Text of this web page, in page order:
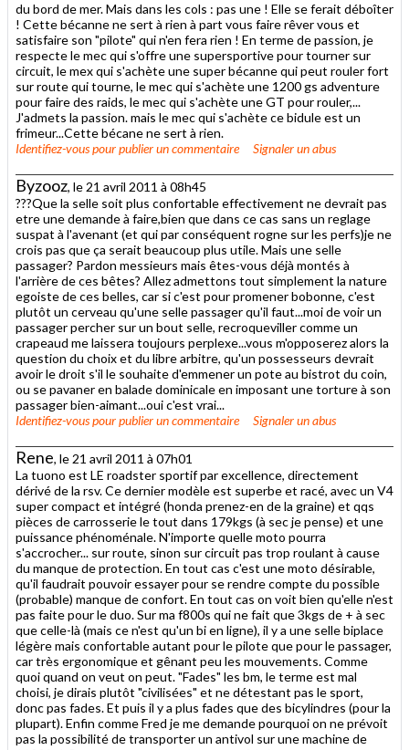
du bord de mer. Mais dans les cols : pas une ! Elle se ferait déboîter
! Cette bécanne ne sert à rien à part vous faire rêver vous et
satisfaire son "pilote" qui n'en fera rien ! En terme de passion, je
respecte le mec qui s'offre une supersportive pour tourner sur
circuit, le mex qui s'achète une super bécanne qui peut rouler fort
sur route qui tourne, le mec qui s'achète une 1200 gs adventure
pour faire des raids, le mec qui s'achète une GT pour rouler,...
J'admets la passion. mais le mec qui s'achète ce bidule est un
frimeur...Cette bécane ne sert à rien.
Identifiez-vouspour publier un commentaire Signaler un abus
Byzooz, le 21 avril 2011 à 08h45
???Que la selle soit plus confortable effectivement ne devrait pas
etre une demande à faire,bien que dans ce cas sans un reglage
suspat à l'avenant (et qui par conséquent rogne sur les perfs)je ne
crois pas que ça serait beaucoup plus utile. Mais une selle
passager? Pardon messieurs mais êtes-vous déjà montés à
l'arrière de ces bêtes? Allez admettons tout simplement la nature
egoiste de ces belles, car si c'est pour promener bobonne, c'est
plutôt un cerveau qu'une selle passager qu'il faut...moi de voir un
passager percher sur un bout selle, recroqueviller comme un
crapeaud me laissera toujours perplexe...vous m'opposerez alors la
question du choix et du libre arbitre, qu'un possesseurs devrait
avoir le droit s'il le souhaite d'emmener un pote au bistrot du coin,
ou se pavaner en balade dominicale en imposant une torture à son
passager bien-aimant...oui c'est vrai...
Identifiez-vouspour publier un commentaire Signaler un abus
Rene, le 21 avril 2011 à 07h01
La tuono est LE roadster sportif par excellence, directement
dérivé de la rsv. Ce dernier modèle est superbe et racé, avec un V4
super compact et intégré (honda prenez-en de la graine) et qqs
pièces de carrosserie le tout dans 179kgs (à sec je pense) et une
puissance phénoménale. N'importe quelle moto pourra
s'accrocher... sur route, sinon sur circuit pas trop roulant à cause
du manque de protection. En tout cas c'est une moto désirable,
qu'il faudrait pouvoir essayer pour se rendre compte du possible
(probable) manque de confort. En tout cas on voit bien qu'elle n'est
pas faite pour le duo. Sur ma f800s qui ne fait que 3kgs de + à sec
que celle-là (mais ce n'est qu'un bi en ligne), il y a une selle biplace
légère mais confortable autant pour le pilote que pour le passager,
car très ergonomique et gênant peu les mouvements. Comme
quoi quand on veut on peut. "Fades" les bm, le terme est mal
choisi, je dirais plutôt "civilisées" et ne détestant pas le sport,
donc pas fades. Et puis il y a plus fades que des bicylindres (pour la
plupart). Enfin comme Fred je me demande pourquoi on ne prévoit
pas la possibilité de transporter un antivol sur une machine de